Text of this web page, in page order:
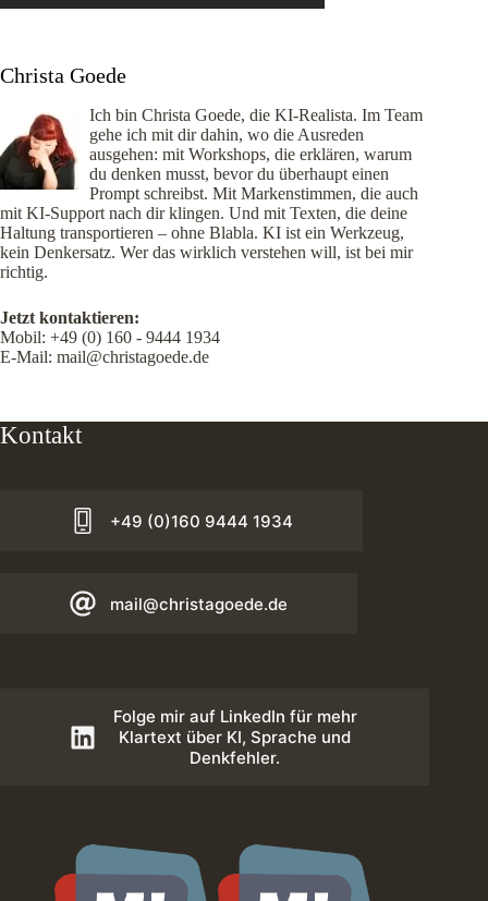
Christa Goede
Ich bin Christa Goede, die KI-Realista. Im Team
gehe ich mit dir dahin, wo die Ausreden
ausgehen: mit Workshops, die erklären, warum
du denken musst, bevor du überhaupt einen
Prompt schreibst. Mit Markenstimmen, die auch
mit KI-Support nach dir klingen. Und mit Texten, die deine
Haltung transportieren – ohne Blabla. KI ist ein Werkzeug,
kein Denkersatz. Wer das wirklich verstehen will, ist bei mir
richtig.
Jetzt kontaktieren:
Mobil: +49 (0) 160 - 9444 1934
E-Mail: mail@christagoede.de
Kontakt
+49 (0)160 9444 1934
mail@christagoede.de
Folge mir auf LinkedIn für mehr
Klartext über KI, Sprache und
Denkfehler.